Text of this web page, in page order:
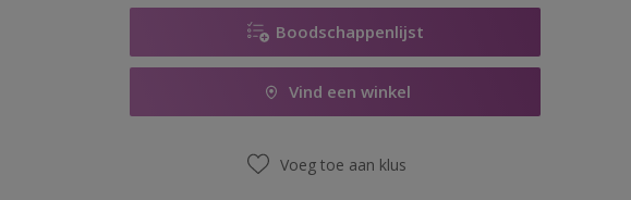
Boodschappenlijst
Vind een winkel
Voeg toe aan klus